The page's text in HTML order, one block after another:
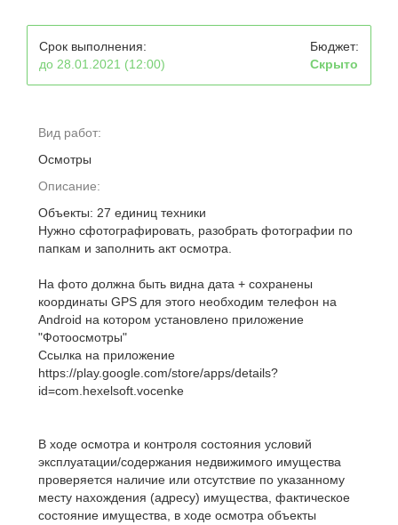
Срок выполнения:
до 28.01.2021 (12:00)
Бюджет:
Скрыто
Вид работ:
Осмотры
Описание:
Объекты: 27 единиц техники
Нужно сфотографировать, разобрать фотографии по
папкам и заполнить акт осмотра.
На фото должна быть видна дата + сохранены
координаты GPS для этого необходим телефон на
Android на котором установлено приложение
"Фотоосмотры"
Ссылка на приложение
https://play.google.com/store/apps/details?
id=com.hexelsoft.vocenke
В ходе осмотра и контроля состояния условий
эксплуатации/содержания недвижимого имущества
проверяется наличие или отсутствие по указанному
месту нахождения (адресу) имущества, фактическое
состояние имущества, в ходе осмотра объекты